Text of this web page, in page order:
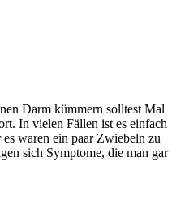
Darm kümmern solltest Mal
In vielen Fällen ist es einfach
waren ein paar Zwiebeln zu
sich Symptome, die man gar